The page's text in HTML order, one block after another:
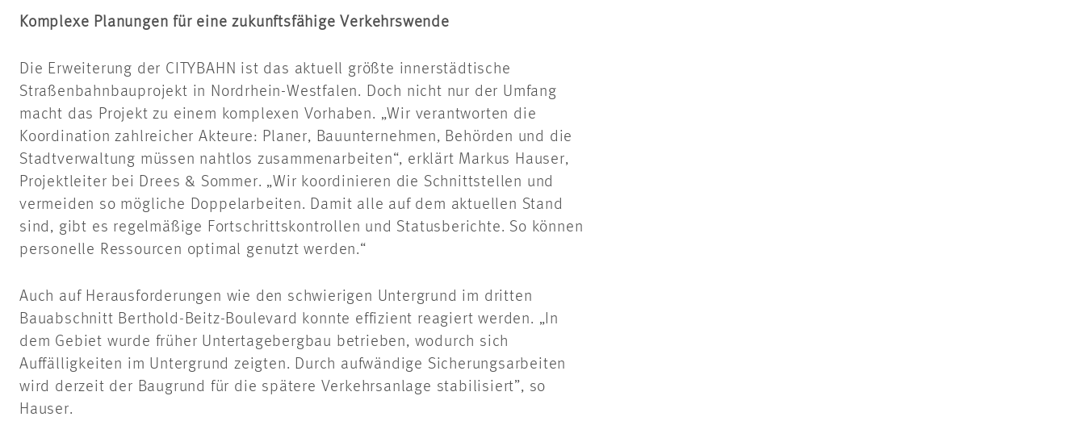
Komplexe Planungen für eine zukunftsfähige Verkehrswende
Die Erweiterung der CITYBAHN ist das aktuell größte innerstädtische
Straßenbahnbauprojekt in Nordrhein-Westfalen. Doch nicht nur der Umfang
macht das Projekt zu einem komplexen Vorhaben. „Wir verantworten die
Koordination zahlreicher Akteure: Planer, Bauunternehmen, Behörden und die
Stadtverwaltung müssen nahtlos zusammenarbeiten“, erklärt Markus Hauser,
Projektleiter bei Drees & Sommer. „Wir koordinieren die Schnittstellen und
vermeiden so mögliche Doppelarbeiten. Damit alle auf dem aktuellen Stand
sind, gibt es regelmäßige Fortschrittskontrollen und Statusberichte. So können
personelle Ressourcen optimal genutzt werden.“
Auch auf Herausforderungen wie den schwierigen Untergrund im dritten
Bauabschnitt Berthold-Beitz-Boulevard konnte effizient reagiert werden. „In
dem Gebiet wurde früher Untertagebergbau betrieben, wodurch sich
Auffälligkeiten im Untergrund zeigten. Durch aufwändige Sicherungsarbeiten
wird derzeit der Baugrund für die spätere Verkehrsanlage stabilisiert”, so
Hauser.